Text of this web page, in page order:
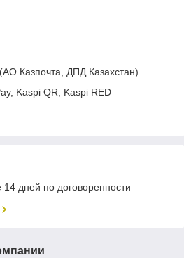
Казпочта, ДПД Казахстан)
Kaspi QR, Kaspi RED
14 дней по договоренности